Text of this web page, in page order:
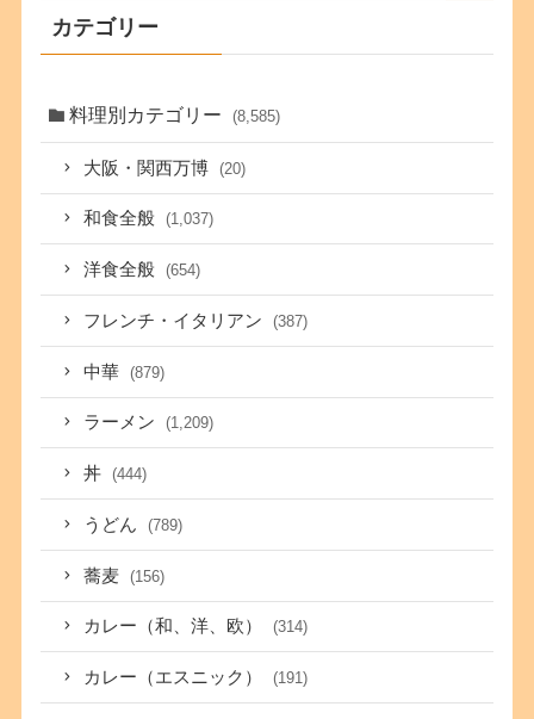
カテゴリー
料理別カテゴリー (8,585)
大阪・関西万博 (20)
和食全般 (1,037)
洋食全般 (654)
フレンチ・イタリアン (387)
中華 (879)
ラーメン (1,209)
丼 (444)
うどん (789)
蕎麦 (156)
カレー（和、洋、欧） (314)
カレー（エスニック） (191)